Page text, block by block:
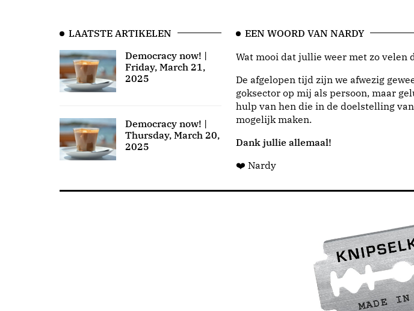
LAATSTE ARTIKELEN
Democracy now! |
Friday, March 21,
2025
Democracy now! |
Thursday, March 20,
2025
EEN WOORD VAN NARDY
Wat mooi dat jullie weer met zo velen
De afgelopen tijd zijn we afwezig
goksector op mij als persoon, maar
hulp van hen die in de doelstelling
mogelijk maken.
Dank jullie allemaal!
❤️ Nardy